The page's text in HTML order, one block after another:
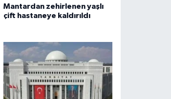
Mantardan zehirlenen yaşlı
çift hastaneye kaldırıldı